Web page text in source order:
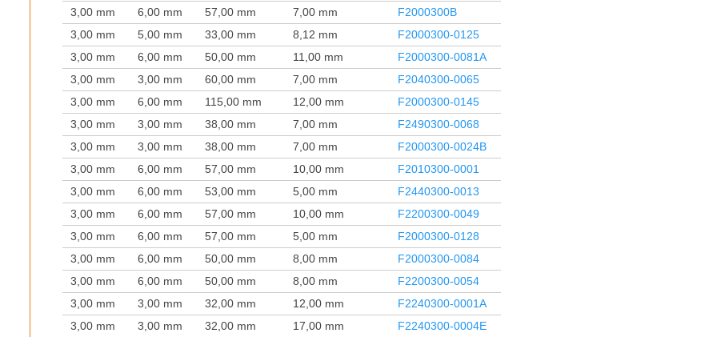
3,00 mm
6,00 mm 57,00 mm 7,00 mm
F2000300B
3,00 mm
5,00 mm 33,00 mm 8,12 mm
F2000300-0125
3,00 mm
6,00 mm 50,00 mm 11,00 mm
F2000300-0081A
3,00 mm
3,00 mm 60,00 mm 7,00 mm
F2040300-0065
3,00 mm
6,00 mm 115,00 mm 12,00 mm
F2000300-0145
3,00 mm
3,00 mm 38,00 mm 7,00 mm
F2490300-0068
3,00 mm
3,00 mm 38,00 mm 7,00 mm
F2000300-0024B
3,00 mm
6,00 mm 57,00 mm 10,00 mm
F2010300-0001
3,00 mm
6,00 mm 53,00 mm 5,00 mm
F2440300-0013
3,00 mm
6,00 mm 57,00 mm 10,00 mm
F2200300-0049
3,00 mm
6,00 mm 57,00 mm 5,00 mm
F2000300-0128
3,00 mm
6,00 mm 50,00 mm 8,00 mm
F2000300-0084
3,00 mm
6,00 mm 50,00 mm 8,00 mm
F2200300-0054
3,00 mm
3,00 mm 32,00 mm 12,00 mm
F2240300-0001A
3,00 mm
3,00 mm 32,00 mm 17,00 mm
F2240300-0004E